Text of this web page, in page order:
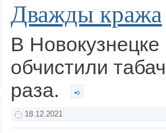
Дважды кража
В
обчистили
раза.
18.12.2021